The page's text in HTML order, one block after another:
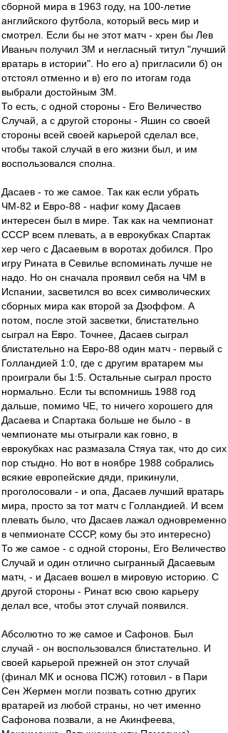
сборной мира в 1963 году, на 100-летие
английского футбола, который весь мир и
смотрел. Если бы не этот матч - хрен бы Лев
Иваныч получил ЗМ и негласный титул "лучший
вратарь в истории". Но его а) пригласили б) он
отстоял отменно и в) его по итогам года
выбрали достойным ЗМ.
То есть, с одной стороны - Его Величество
Случай, а с другой стороны - Яшин со своей
стороны всей своей карьерой сделал все,
чтобы такой случай в его жизни был, и им
воспользовался сполна.
Дасаев - то же самое. Так как если убрать
ЧМ-82 и Евро-88 - нафиг кому Дасаев
интересен был в мире. Так как на чемпионат
СССР всем плевать, а в еврокубках Спартак
хер чего с Дасаевым в воротах добился. Про
игру Рината в Севилье вспоминать лучше не
надо. Но он сначала проявил себя на ЧМ в
Испании, засветился во всех символических
сборных мира как второй за Дзоффом. А
потом, после этой засветки, блистательно
сыграл на Евро. Точнее, Дасаев сыграл
блистательно на Евро-88 один матч - первый с
Голландией 1:0, где с другим вратарем мы
проиграли бы 1:5. Остальные сыграл просто
нормально. Если ты вспомнишь 1988 год
дальше, помимо ЧЕ, то ничего хорошего для
Дасаева и Спартака больше не было - в
чемпионате мы отыграли как говно, в
еврокубках нас размазала Стяуа так, что до сих
пор стыдно. Но вот в ноябре 1988 собрались
всякие европейские дяди, прикинули,
проголосовали - и опа, Дасаев лучший вратарь
мира, просто за тот матч с Голландией. И всем
плевать было, что Дасаев лажал одновременно
в чепмионате СССР, кому бы это интересно)
То же самое - с одной стороны, Его Величество
Случай и один отлично сыгранный Дасаевым
матч, - и Дасаев вошел в мировую историю. С
другой стороны - Ринат всю свою карьеру
делал все, чтобы этот случай появился.
Абсолютно то же самое и Сафонов. Был
случай - он воспользовался блистательно. И
своей карьерой прежней он этот случай
(финал МК и основа ПСЖ) готовил - в Пари
Сен Жермен могли позвать сотню других
вратарей из любой страны, но чет именно
Сафонова позвали, а не Акинфеева,